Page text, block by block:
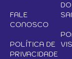
FALE
CONOSCO
POLÍTICA DE
PRIVACIDADE
DO